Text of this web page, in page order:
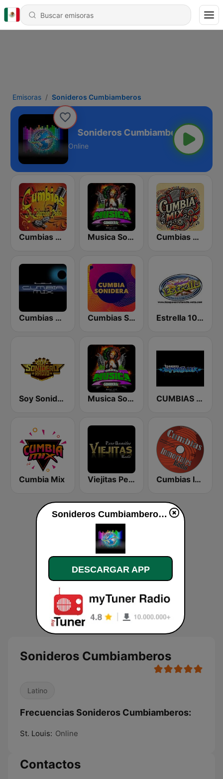
Emisoras Sonideros Cumbiamberos
Online
Cumbias De Colección Musica Sonidera Cumbias Mix
Cumbias Mezcladas Cumbias Sonideras DJec Estrella 100 Cumbia Sonidera
Soy Sonidero Radio Musica Sonidera Radio CUMBIAS INMORTALES MIX RADIO
Cumbia Mix Viejitas Pero Bonitas Radio Cumbias Inmortales Radio
Sonideros Cumbiamberos
Latino
Frecuencias Sonideros Cumbiamberos:
St. Louis: Online
Contactos
Sonideros Cumbiamberos en vivo
DESCARGAR APP